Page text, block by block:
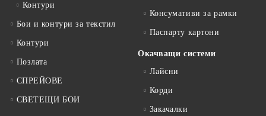
Контури
Бои и контури за текстил
Контури
Позлата
СПРЕЙОВЕ
СВЕТЕЩИ БОИ
Консумативи за рамки
Паспарту картони
Окачващи системи
Лайсни
Корди
Закачалки